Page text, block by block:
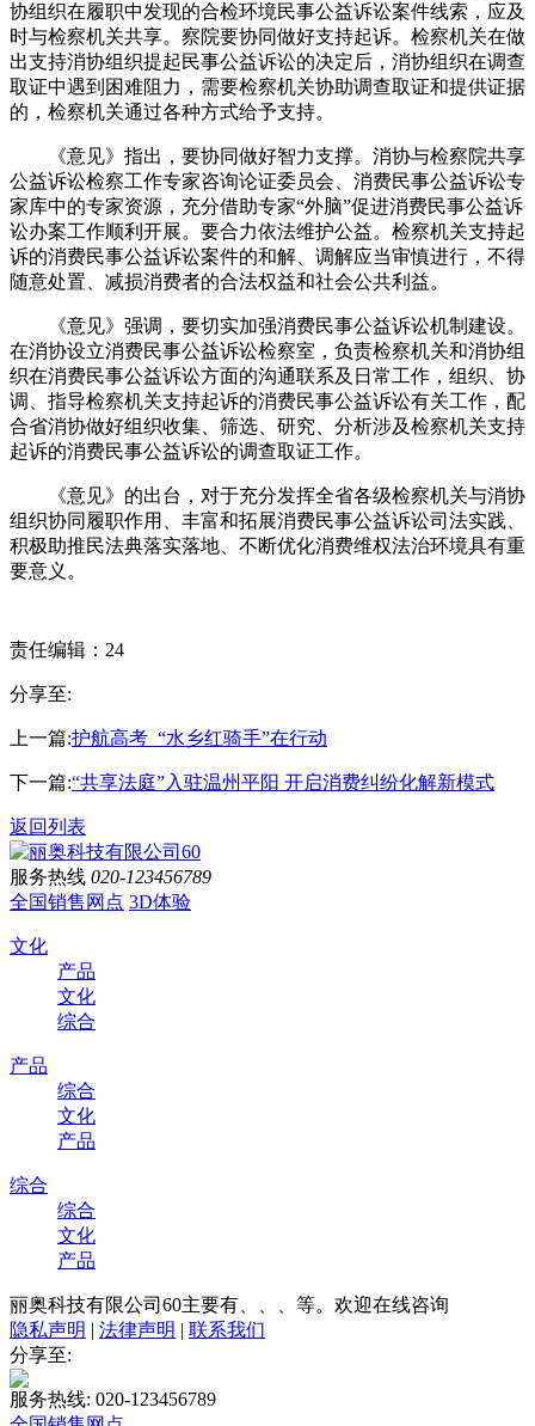
协组织在履职中发现的合检环境民事公益诉讼案件线索，应及
时与检察机关共享。察院要协同做好支持起诉。检察机关在做
出支持消协组织提起民事公益诉讼的决定后，消协组织在调查
取证中遇到困难阻力，需要检察机关协助调查取证和提供证据
的，检察机关通过各种方式给予支持。
《意见》指出，要协同做好智力支撑。消协与检察院共享
公益诉讼检察工作专家咨询论证委员会、消费民事公益诉讼专
家库中的专家资源，充分借助专家“外脑”促进消费民事公益诉
讼办案工作顺利开展。要合力依法维护公益。检察机关支持起
诉的消费民事公益诉讼案件的和解、调解应当审慎进行，不得
随意处置、减损消费者的合法权益和社会公共利益。
《意见》强调，要切实加强消费民事公益诉讼机制建设。
在消协设立消费民事公益诉讼检察室，负责检察机关和消协组
织在消费民事公益诉讼方面的沟通联系及日常工作，组织、协
调、指导检察机关支持起诉的消费民事公益诉讼有关工作，配
合省消协做好组织收集、筛选、研究、分析涉及检察机关支持
起诉的消费民事公益诉讼的调查取证工作。
《意见》的出台，对于充分发挥全省各级检察机关与消协
组织协同履职作用、丰富和拓展消费民事公益诉讼司法实践、
积极助推民法典落实落地、不断优化消费维权法治环境具有重
要意义。
责任编辑：24
分享至:
上一篇:护航高考 “水乡红骑手”在行动
下一篇:“共享法庭”入驻温州平阳 开启消费纠纷化解新模式
返回列表
服务热线 020-123456789
全国销售网点 3D体验
文化
产品
文化
综合
产品
综合
文化
产品
综合
综合
文化
产品
丽奥科技有限公司60主要有、、、等。欢迎在线咨询
隐私声明 | 法律声明 | 联系我们
分享至:
服务热线: 020-123456789